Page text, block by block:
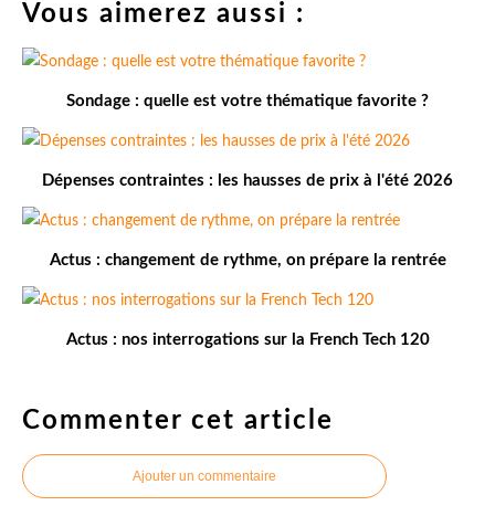
Vous aimerez aussi :
Sondage : quelle est votre thématique favorite ?
Dépenses contraintes : les hausses de prix à l'été 2026
Actus : changement de rythme, on prépare la rentrée
Actus : nos interrogations sur la French Tech 120
Commenter cet article
Ajouter un commentaire